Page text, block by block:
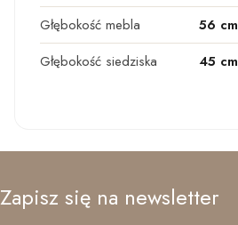
Głębokość mebla
56 cm
Głębokość siedziska
45 cm
Zapisz się na newsletter